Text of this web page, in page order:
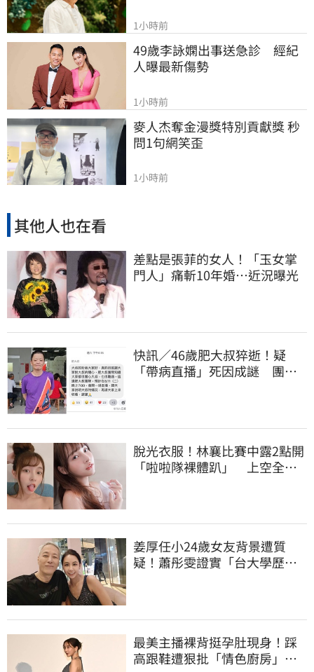
1小時前
49歲李詠嫻出事送急診　經紀
人曝最新傷勢
1小時前
麥人杰奪金漫獎特別貢獻獎 秒
問1句網笑歪
1小時前
其他人也在看
差點是張菲的女人！「玉女掌
門人」痛斬10年婚…近況曝光
快訊／46歲肥大叔猝逝！疑
「帶病直播」死因成謎 團隊
脫光衣服！林襄比賽中露2點開
「啦啦隊裸體趴」 上空全裸
姜厚任小24歲女友背景遭質
疑！蕭彤雯證實「台大學歷是
最美主播裸背挺孕肚現身！踩
高跟鞋遭狠批「情色廚房」：